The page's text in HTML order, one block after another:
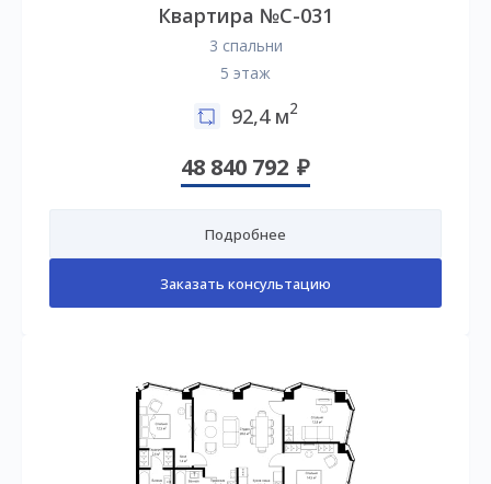
Квартира №C-031
3 спальни
5 этаж
92,4 м2
48 840 792
Подробнее
Заказать консультацию